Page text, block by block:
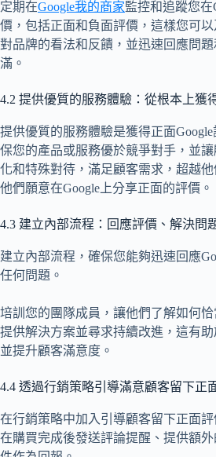
定期在Google我的商家監控和追蹤您在
價，包括正面和負面評價，這樣您可
對品牌的看法和反饋，並迅速回應問
滿。
4.2 提供優質的服務體驗：從根本上獲
提供優質的服務體驗是獲得正面
保您的產品或服務優於競爭對手，並
化和特殊對待，滿足顧客需求，超越
他們願意在Google上分享正面的評價。
4.3 建立內部流程：回應評價、解決問
建立內部流程，確保您能夠迅速回應
任何問題。
培訓您的團隊成員，讓他們了解如何恰
提供解決方案並尋求持續改進，這有
並提升顧客滿意度。
4.4 透過行銷策略引導滿意顧客留下正
在行銷策略中加入引導顧客留下正面
在購買完成後發送評論提醒、提供額